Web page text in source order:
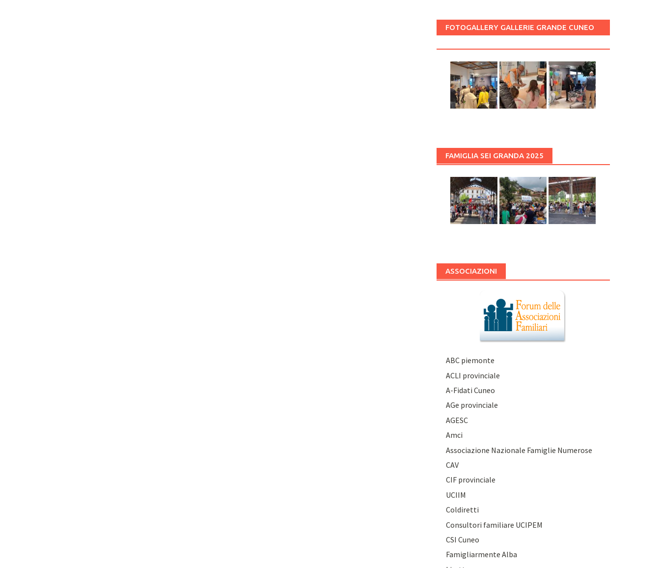
FOTOGALLERY GALLERIE GRANDE CUNEO
FAMIGLIA SEI GRANDA 2025
ASSOCIAZIONI
ABC piemonte
ACLI provinciale
A-Fidati Cuneo
AGe provinciale
AGESC
Amci
Associazione Nazionale Famiglie Numerose
CAV
CIF provinciale
UCIIM
Coldiretti
Consultori familiare UCIPEM
CSI Cuneo
Famigliarmente Alba